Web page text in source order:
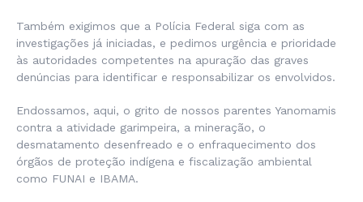
Também exigimos que a Polícia Federal siga com as
investigações já iniciadas, e pedimos urgência e prioridade
às autoridades competentes na apuração das graves
denúncias para identificar e responsabilizar os envolvidos.
Endossamos, aqui, o grito de nossos parentes Yanomamis
contra a atividade garimpeira, a mineração, o
desmatamento desenfreado e o enfraquecimento dos
órgãos de proteção indígena e fiscalização ambiental
como FUNAI e IBAMA.